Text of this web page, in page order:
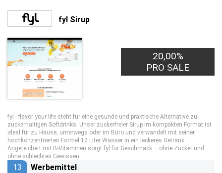
fyl Sirup
20,00%
PRO SALE
fyl - flavor your life steht für eine gesunde und praktische Alternative zu
zuckerhaltigen Softdrinks. Unser zuckerfreier Sirup im kompakten Format ist
ideal für zu Hause, unterwegs oder im Büro und verwandelt mit seiner
hochkonzentrierten Formel 12 Liter Wasser in ein leckeres Getränk.
Angereichert mit B-Vitaminen sorgt fyl für Geschmack – ohne Zucker und
ohne schlechtes Gewissen.
13 Werbemittel